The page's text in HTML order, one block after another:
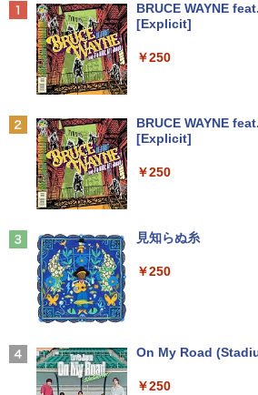
Anker Soundcore
Anker Soundcore
Anker Soundcore
【2026年アップグレ
軽量 ブルートゥー
BRUCE WAYNE
[Explicit]
￥250
BRUCE WAYNE
[Explicit]
￥250
見知らぬ糸
￥250
On My Road
￥250